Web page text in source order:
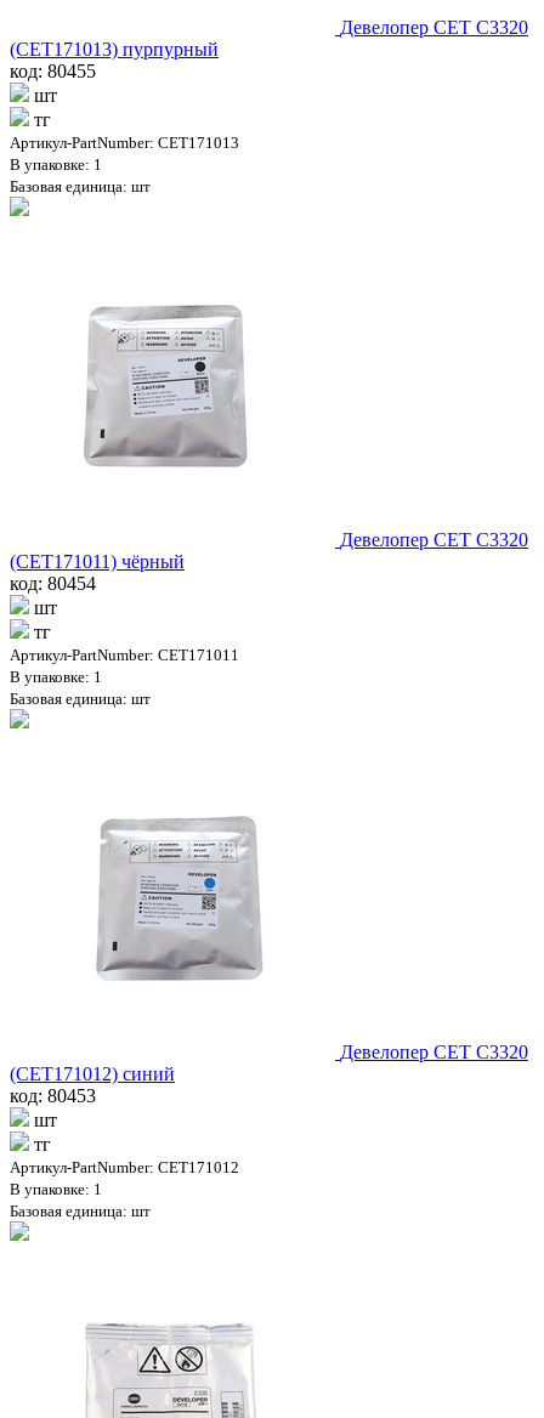
Девелопер CET C3320
(CET171013) пурпурный
код: 80455
шт
тг
Артикул-PartNumber: CET171013
В упаковке: 1
Базовая единица: шт
Девелопер CET C3320
(CET171011) чёрный
код: 80454
шт
тг
Артикул-PartNumber: CET171011
В упаковке: 1
Базовая единица: шт
Девелопер CET C3320
(CET171012) синий
код: 80453
шт
тг
Артикул-PartNumber: CET171012
В упаковке: 1
Базовая единица: шт